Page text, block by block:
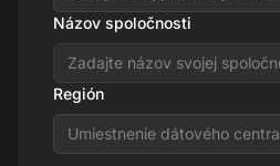
Názov spoločnosti
Región
Umiestnenie dátového centra